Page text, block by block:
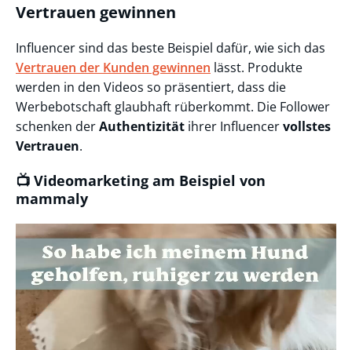
Vertrauen gewinnen
Influencer sind das beste Beispiel dafür, wie sich das
Vertrauen der Kunden gewinnen lässt. Produkte
werden in den Videos so präsentiert, dass die
Werbebotschaft glaubhaft rüberkommt. Die Follower
schenken derAuthentizität ihrer Influencervollstes
Vertrauen.
📺 Videomarketing am Beispiel von
mammaly